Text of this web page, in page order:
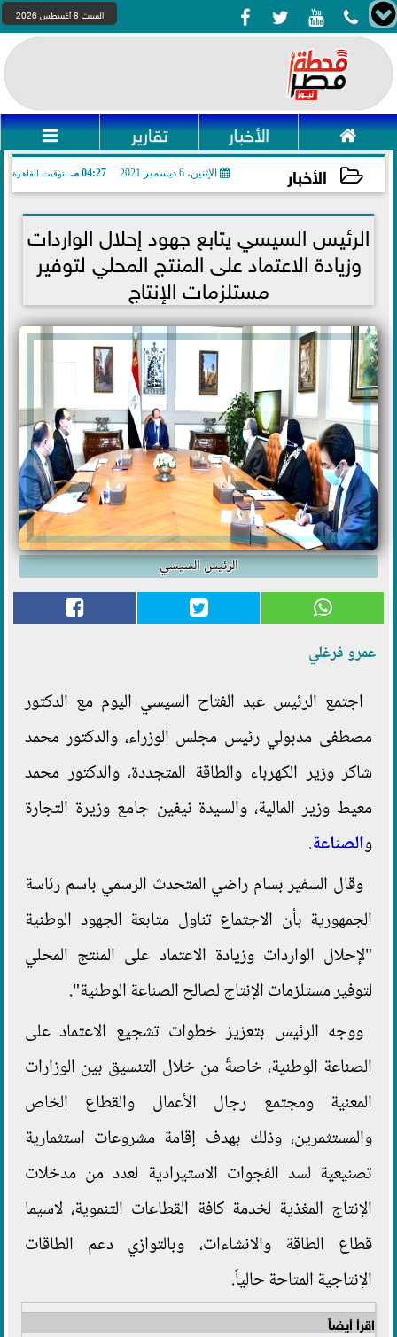
    السبت 8 أغسطس 2026
 الأخبار تقارير 
الأخبار الإثنين، 6 ديسمبر 2021 04:27 مـ بتوقيت القاهرة
2021-12-06 16:27:37
الرئيس السيسي يتابع جهود إحلال الواردات
وزيادة الاعتماد على المنتج المحلي لتوفير
مستلزمات الإنتاج
الرئيس السيسي
عمرو فرغلي
اجتمع الرئيس عبد الفتاح السيسي اليوم مع الدكتور
مصطفى مدبولي رئيس مجلس الوزراء، والدكتور محمد
شاكر وزير الكهرباء والطاقة المتجددة، والدكتور محمد
معيط وزير المالية، والسيدة نيفين جامع وزيرة التجارة
والصناعة.
وقال السفير بسام راضي المتحدث الرسمي باسم رئاسة
الجمهورية بأن الاجتماع تناول متابعة الجهود الوطنية
"لإحلال الواردات وزيادة الاعتماد على المنتج المحلي
لتوفير مستلزمات الإنتاج لصالح الصناعة الوطنية".
ووجه الرئيس بتعزيز خطوات تشجيع الاعتماد على
الصناعة الوطنية، خاصةً من خلال التنسيق بين الوزارات
المعنية ومجتمع رجال الأعمال والقطاع الخاص
والمستثمرين، وذلك بهدف إقامة مشروعات استثمارية
تصنيعية لسد الفجوات الاستيرادية لعدد من مدخلات
الإنتاج المغذية لخدمة كافة القطاعات التنموية، لاسيما
قطاع الطاقة والانشاءات، وبالتوازي دعم الطاقات
الإنتاجية المتاحة حالياً.
اقرأ أيضاً